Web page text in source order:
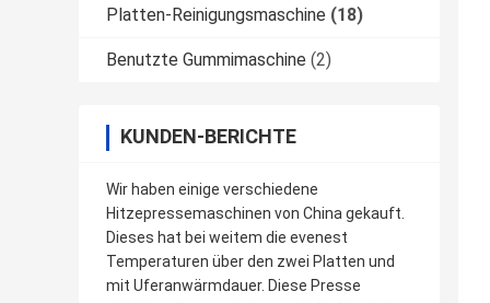
Platten-Reinigungsmaschine (18)
Benutzte Gummimaschine (2)
KUNDEN-BERICHTE
Wir haben einige verschiedene
Hitzepressemaschinen von China gekauft.
Dieses hat bei weitem die evenest
Temperaturen über den zwei Platten und
mit Uferanwärmdauer. Diese Presse